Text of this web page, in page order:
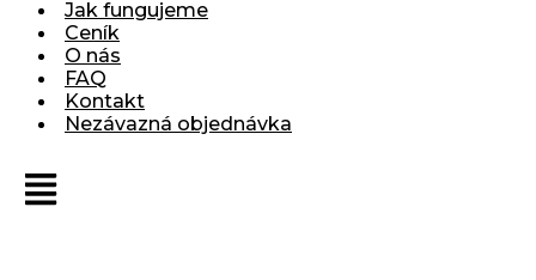
Jak fungujeme
Ceník
O nás
FAQ
Kontakt
Nezávazná objednávka